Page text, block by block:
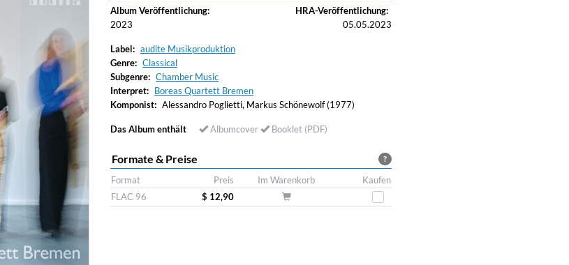
Album Veröffentlichung:
2023
HRA-Veröffentlichung:
05.05.2023
Label: audite Musikproduktion
Genre: Classical
Subgenre: Chamber Music
Interpret: Boreas Quartett Bremen
Komponist: Alessandro Poglietti, Markus Schönewolf (1977)
Das Album enthält Albumcover Booklet (PDF)
?
Formate & Preise
Format Preis Im Warenkorb
Kaufen
FLAC 96
$ 12,90